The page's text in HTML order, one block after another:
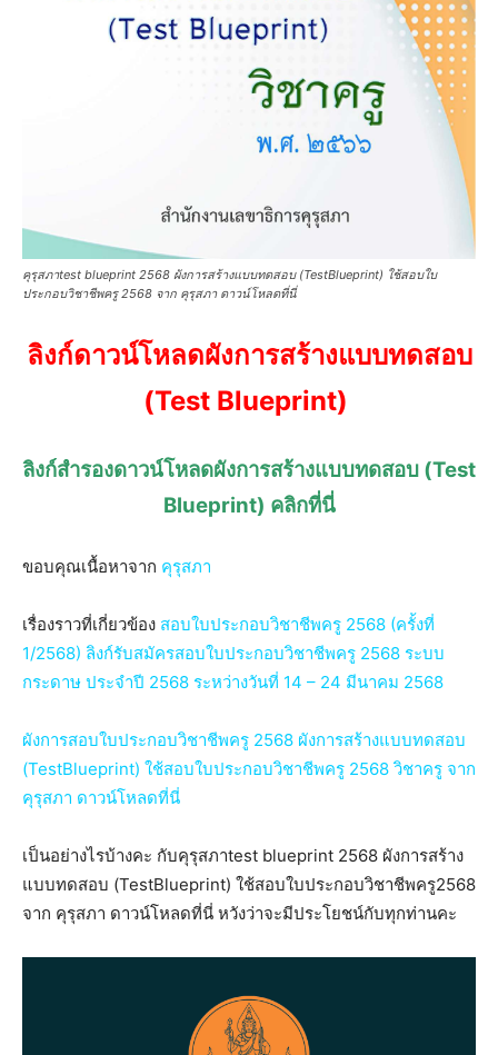
คุรุสภาtest blueprint 2568 ผังการสร้างแบบทดสอบ (TestBlueprint) ใช้สอบใบ
ประกอบวิชาชีพครู 2568 จาก คุรุสภา ดาวน์โหลดที่นี่
ลิงก์ดาวน์โหลดผังการสร้างแบบทดสอบ
(Test Blueprint)
ลิงก์สำรองดาวน์โหลดผังการสร้างแบบทดสอบ (Test
Blueprint) คลิกที่นี่
ขอบคุณเนื้อหาจาก คุรุสภา
เรื่องราวที่เกี่ยวข้อง สอบใบประกอบวิชาชีพครู 2568 (ครั้งที่
1/2568) ลิงก์รับสมัครสอบใบประกอบวิชาชีพครู 2568 ระบบ
กระดาษ ประจำปี 2568 ระหว่างวันที่ 14 – 24 มีนาคม 2568
ผังการสอบใบประกอบวิชาชีพครู 2568 ผังการสร้างแบบทดสอบ
(TestBlueprint) ใช้สอบใบประกอบวิชาชีพครู 2568 วิชาครู จาก
คุรุสภา ดาวน์โหลดที่นี่
เป็นอย่างไรบ้างคะ กับคุรุสภาtest blueprint 2568 ผังการสร้าง
แบบทดสอบ (TestBlueprint) ใช้สอบใบประกอบวิชาชีพครู2568
จาก คุรุสภา ดาวน์โหลดที่นี่ หวังว่าจะมีประโยชน์กับทุกท่านคะ